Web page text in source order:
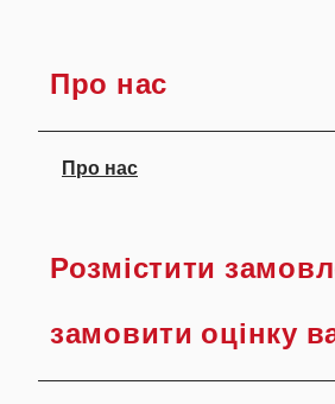
Про нас
Про нас
Розмістити
замовити оцінку